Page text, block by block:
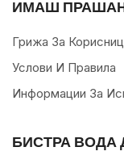
ИМАШ
Грижа За
Услови И Правила
Информации За
БИСТРА ВОДА